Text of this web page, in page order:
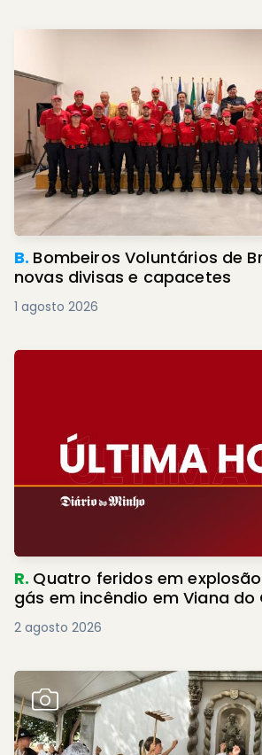
B. Bombeiros Voluntários de
novas divisas e capacetes
1 agosto 2026
R. Quatro feridos em
gás em incêndio em Viana do
2 agosto 2026